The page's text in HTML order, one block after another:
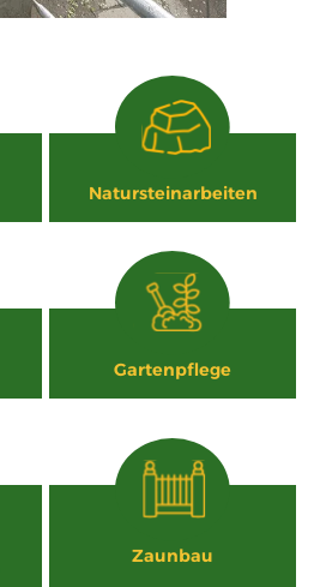
Natursteinarbeiten
Gartenpflege
Zaunbau